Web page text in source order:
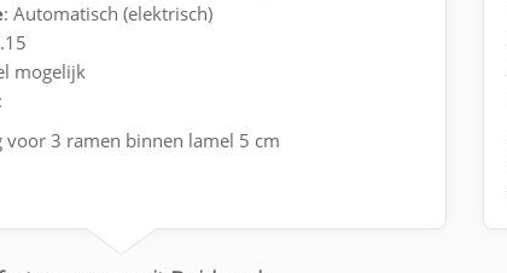
: Automatisch (elektrisch)
mogelijk
voor 3 ramen binnen lamel 5 cm